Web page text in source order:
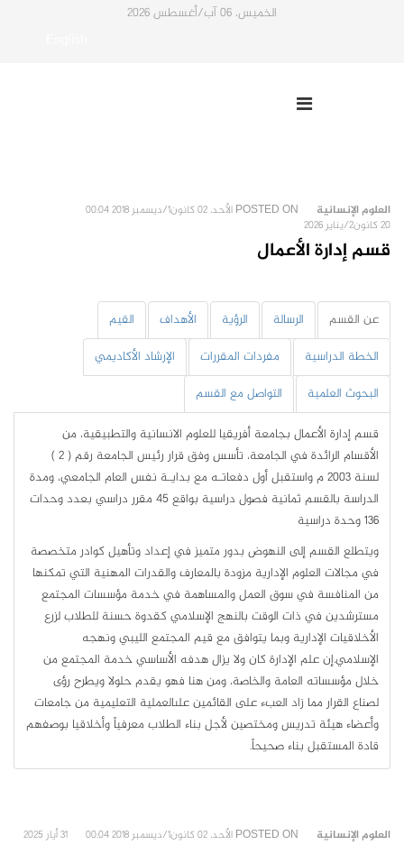
الخميس، 06 آب/أغسطس 2026
العلوم الإنسانية POSTED ON الأحد، 02 كانون1/ديسمبر 2018 00:04
20 كانون2/يناير 2026
قسم إدارة الأعمال
عن القسم الرسالة الرؤية الأهداف
القيم
الخطة الدراسية
مفردات المقررات
الإرشاد الأكاديمي
البحوث العلمية
التواصل مع القسم
قسم إدارة الأعمال بجامعة أفريقيا للعلوم الانسانية والتطبيقية، من
الأقسام الرائدة في الجامعة، تأسس وفق قرار رئيس الجامعة رقم ( 2 )
لسنة 2003 م واستقبل أول دفعاتـه مع بدايـة نفس العام الجامعي، ومدة
الدراسة بالقسم ثمانية فصول دراسية بواقع 45 مقرر دراسي بعدد وحدات
136 وحدة دراسية
ويتطلع القسم إلى النهوض بدور متميز في إعداد وتأهيل كوادر متخصصة
في مجالات العلوم الإدارية مزودة بالمعارف والقدرات المهنية التي تمكنها
من المنافسة في سوق العمل والمساهمة في خدمة مؤسسات المجتمع
مسترشدين في ذات الوقت بالنهج الإسلامي كقدوة حسنة للطلاب لزرع
الأخلاقيات الإدارية وبما يتوافق مع قيم المجتمع الليبي ونهجه
الإسلامي.إن علم الإدارة كان ولا يزال هدفه الأساسي خدمة المجتمع من
خلال مؤسساته العامة والخاصة، ومن هنا فهو يقدم حلولا ويطرح رؤى
لصناع القرار مما زاد العبء على القائمين علىالعملية التعليمية من جامعات
وأعضاء هيئة تدريس ومختصين لأجل بناء الطلاب معرفياً وأخلاقيا بوصفهم
قادة المستقبل بناء صحيحاً.
العلوم الإنسانية POSTED ON الأحد، 02 كانون1/ديسمبر 2018 00:04 31 أيار 2025